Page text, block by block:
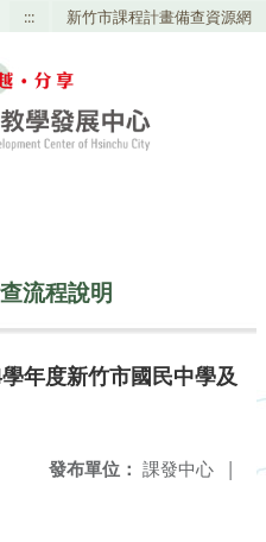
::: 新竹市課程計畫備查資源網
流程說明
年度新竹市國民中學及
發布單位： 課發中心 |